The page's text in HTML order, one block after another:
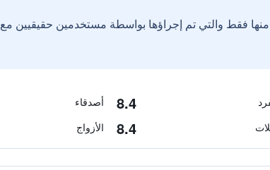
فقط والتي تم إجراؤها بواسطة مستخدمين حقيقيين مع
8.4 أصدقاء
8.4 الأزواج